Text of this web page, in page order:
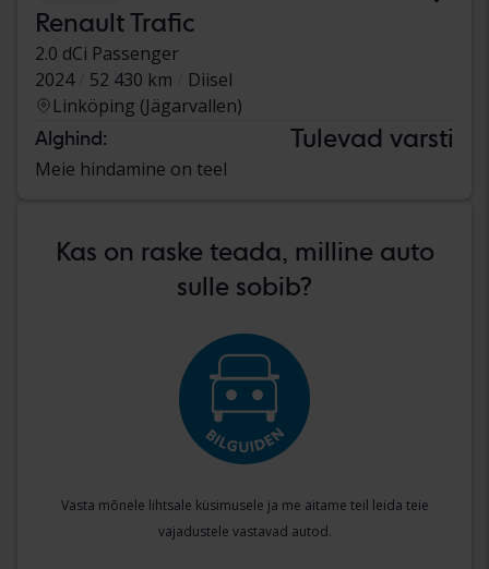
Renault Trafic
2.0 dCi Passenger
2024
52 430 km
Diisel
Linköping (Jägarvallen)
Alghind: Tulevad varsti
Meie hindamine on teel
Kas on raske teada, milline auto
sulle sobib?
Vasta mõnele lihtsale küsimusele ja me aitame teil leida teie
vajadustele vastavad autod.